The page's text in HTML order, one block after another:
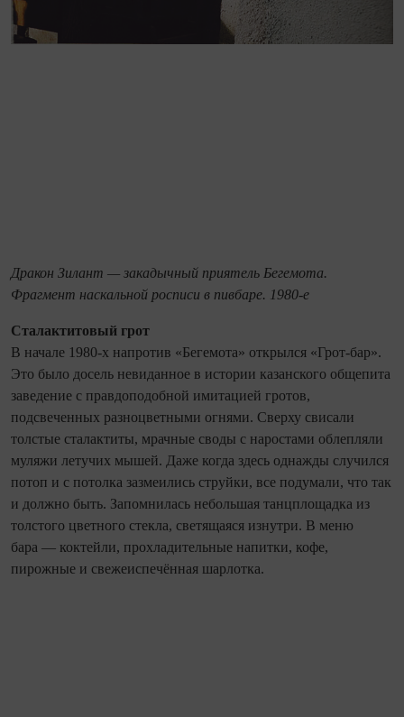
Дракон Зилант — закадычный приятель Бегемота.
Фрагмент наскальной росписи в пивбаре. 1980-е
Сталактитовый грот
В начале 1980-х напротив «Бегемота» открылся «Грот-бар».
Это было досель невиданное в истории казанского общепита
заведение с правдоподобной имитацией гротов,
подсвеченных разноцветными огнями. Сверху свисали
толстые сталактиты, мрачные своды с наростами облепляли
муляжи летучих мышей. Даже когда здесь однажды случился
потоп и с потолка зазмеились струйки, все подумали, что так
и должно быть. Запомнилась небольшая танцплощадка из
толстого цветного стекла, светящаяся изнутри. В меню
бара — коктейли, прохладительные напитки, кофе,
пирожные и свежеиспечённая шарлотка.